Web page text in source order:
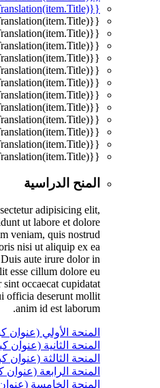
{{mmc.getCurrentTranslation(item.Title)}}
{{mmc.getCurrentTranslation(item.Title)}}
{{mmc.getCurrentTranslation(item.Title)}}
{{mmc.getCurrentTranslation(item.Title)}}
{{mmc.getCurrentTranslation(item.Title)}}
{{mmc.getCurrentTranslation(item.Title)}}
{{mmc.getCurrentTranslation(item.Title)}}
{{mmc.getCurrentTranslation(item.Title)}}
{{mmc.getCurrentTranslation(item.Title)}}
{{mmc.getCurrentTranslation(item.Title)}}
{{mmc.getCurrentTranslation(item.Title)}}
{{mmc.getCurrentTranslation(item.Title)}}
{{mmc.getCurrentTranslation(item.Title)}}
المنح الدراسية
adipisicing elit,
ut labore et dolore
veniam, quis nostrud
nisi ut aliquip ex ea
aute irure dolor in
esse cillum dolore eu
occaecat cupidatat
officia deserunt mollit
anim id est laborum.
المنحة الأولي (عنوان
المنحة الثانية (عنوان
المنحة الثالثة (عنوان
المنحة الرابعة (عنوان
المنحة الخامسة